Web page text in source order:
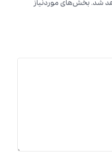
شد. بخش‌های موردنیاز